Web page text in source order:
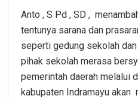
Anto , S Pd , SD ,
tentunya sarana dan
seperti gedung sekolah
pihak sekolah merasa
pemerintah daerah melalui
kabupaten Indramayu akan